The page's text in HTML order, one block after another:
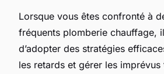
Lorsque vous êtes confronté à
fréquents plomberie chauffage,
d’adopter des stratégies
les retards et gérer les imprévus